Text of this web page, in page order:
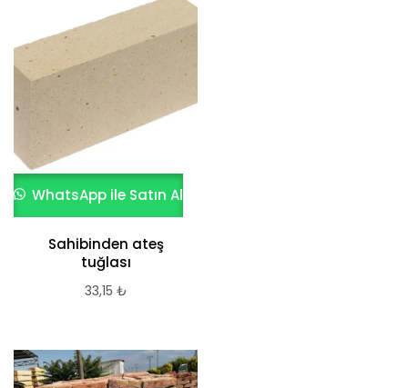
WhatsApp ile Satın Al
Sahibinden ateş
tuğlası
33,15 ₺